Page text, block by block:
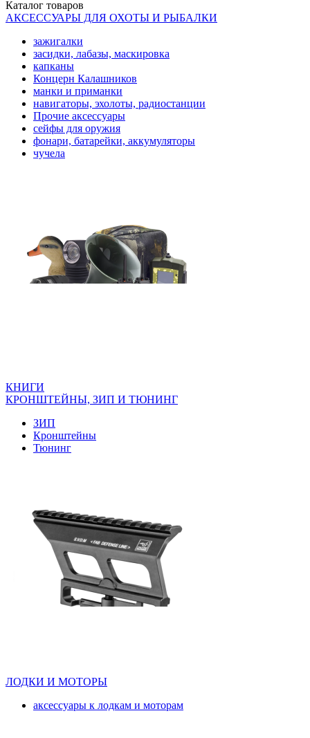
Каталог товаров
АКСЕССУАРЫ ДЛЯ ОХОТЫ И РЫБАЛКИ
зажигалки
засидки, лабазы, маскировка
капканы
Концерн Калашников
манки и приманки
навигаторы, эхолоты, радиостанции
Прочие аксессуары
сейфы для оружия
фонари, батарейки, аккумуляторы
чучела
КНИГИ
КРОНШТЕЙНЫ, ЗИП И ТЮНИНГ
ЗИП
Кронштейны
Тюнинг
ЛОДКИ И МОТОРЫ
аксессуары к лодкам и моторам